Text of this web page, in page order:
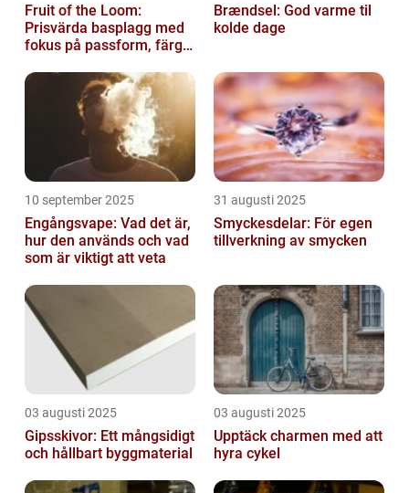
Fruit of the Loom:
Prisvärda basplagg med
fokus på passform, färg
Brændsel: God varme til
kolde dage
10 september 2025
Engångsvape: Vad det är,
hur den används och vad
som är viktigt att veta
31 augusti 2025
Smyckesdelar: För egen
tillverkning av smycken
03 augusti 2025
Gipsskivor: Ett mångsidigt
och hållbart byggmaterial
03 augusti 2025
Upptäck charmen med att
hyra cykel